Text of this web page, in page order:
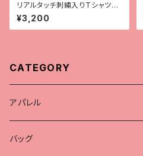
リアルタッチ刺繡入りTシャツ
【チャホウア】
¥3,200
CATEGORY
アパレル
Tシャツ
バッグ